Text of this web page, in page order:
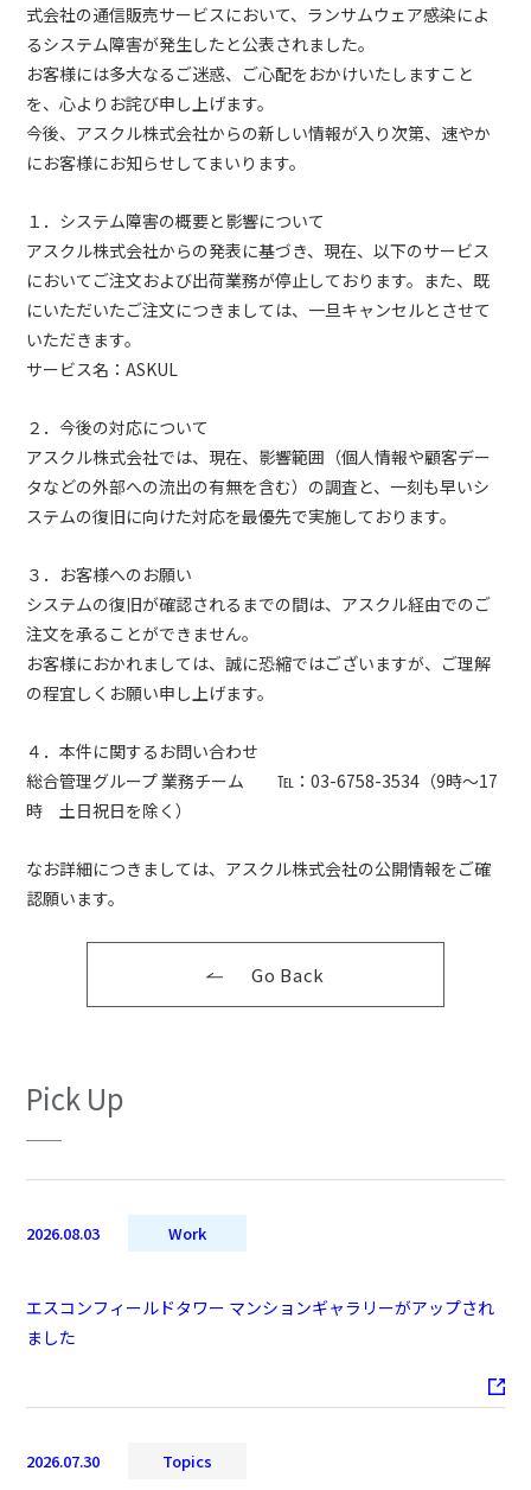
式会社の通信販売サービスにおいて、ランサムウェア感染によ
るシステム障害が発生したと公表されました。
お客様には多大なるご迷惑、ご心配をおかけいたしますこと
を、心よりお詫び申し上げます。
今後、アスクル株式会社からの新しい情報が入り次第、速やか
にお客様にお知らせしてまいります。
１．システム障害の概要と影響について
アスクル株式会社からの発表に基づき、現在、以下のサービス
においてご注文および出荷業務が停止しております。また、既
にいただいたご注文につきましては、一旦キャンセルとさせて
いただきます。
サービス名：ASKUL
２．今後の対応について
アスクル株式会社では、現在、影響範囲（個人情報や顧客デー
タなどの外部への流出の有無を含む）の調査と、一刻も早いシ
ステムの復旧に向けた対応を最優先で実施しております。
３．お客様へのお願い
システムの復旧が確認されるまでの間は、アスクル経由でのご
注文を承ることができません。
お客様におかれましては、誠に恐縮ではございますが、ご理解
の程宜しくお願い申し上げます。
４．本件に関するお問い合わせ
総合管理グループ 業務チーム ℡：03-6758-3534（9時～17
時 土日祝日を除く）
なお詳細につきましては、アスクル株式会社の公開情報をご確
認願います。
Go Back
Pick Up
2026.08.03 Work
エスコンフィールドタワー マンションギャラリーがアップされ
ました
2026.07.30 Topics